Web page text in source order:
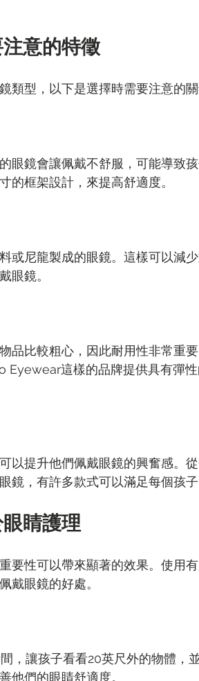
意的特徵
類型，以下是選擇時需要注意的關
眼鏡會讓佩戴不舒服，可能導致
的框架設計，來提高舒適度。
或尼龍製成的眼鏡。這樣可以減
眼鏡。
品比較粗心，因此耐用性非常重
Eyewear這樣的品牌提供具有彈
以提升他們佩戴眼鏡的興奮感。
鏡，有許多款式可以滿足每個孩子
睛護理
要性可以帶來顯著的效果。使用
戴眼鏡的好處。
，讓孩子看看20英尺外的物體，
他們的眼睛舒適度。